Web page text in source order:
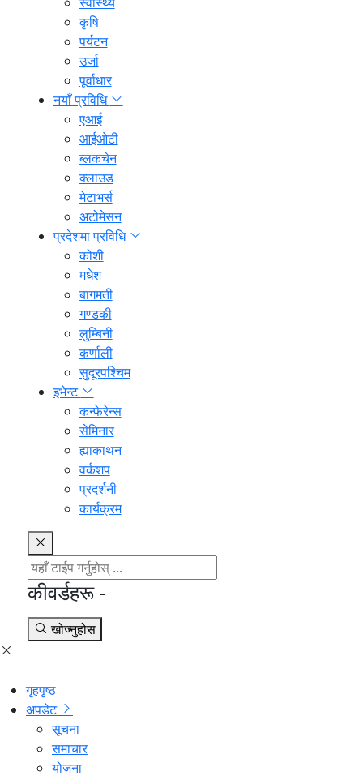
कृषि
पर्यटन
उर्जा
पूर्वाधार
नयाँ प्रविधि
एआई
आईओटी
ब्लकचेन
क्लाउड
मेटाभर्स
अटोमेसन
प्रदेशमा प्रविधि
कोशी
मधेश
बागमती
गण्डकी
लुम्बिनी
कर्णाली
सुदूरपश्चिम
इभेन्ट
कन्फेरेन्स
सेमिनार
ह्याकाथन
वर्कशप
प्रदर्शनी
कार्यक्रम
कीवर्डहरू -
खोज्नुहोस
गृहपृष्ठ
अपडेट
सूचना
समाचार
योजना